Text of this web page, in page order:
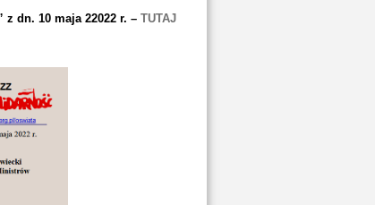
dn. 10 maja 22022 r. – TUTAJ